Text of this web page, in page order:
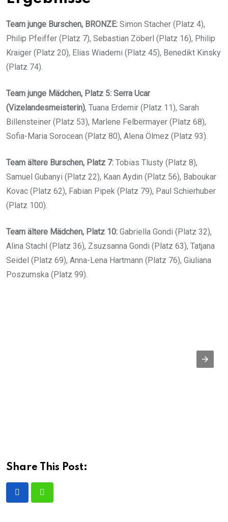
Team junge Burschen, BRONZE: Simon Stacher (Platz 4),
Philip Pfeiffer (Platz 7), Sebastian Zöberl (Platz 16), Philip
Kraiger (Platz 20), Elias Wiaderni (Platz 45), Benedikt Kinsky
(Platz 74).
Team junge Mädchen, Platz 5: Serra Ucar
(Vizelandesmeisterin), Tuana Erdemir (Platz 11), Sarah
Billensteiner (Platz 53), Marlene Felbermayer (Platz 68),
Sofia-Maria Sorocean (Platz 80), Alena Ölmez (Platz 93).
Team ältere Burschen, Platz 7: Tobias Tlusty (Platz 8),
Samuel Gubanyi (Platz 22), Kaan Aydin (Platz 56), Baboukar
Kovac (Platz 62), Fabian Pipek (Platz 79), Paul Schierhuber
(Platz 100).
Team ältere Mädchen, Platz 10: Gabriella Gondi (Platz 32),
Alina Stachl (Platz 36), Zsuzsanna Gondi (Platz 63), Tatjana
Seidel (Platz 69), Anna-Lena Hartmann (Platz 76), Giuliana
Poszumska (Platz 99).
Share This Post: